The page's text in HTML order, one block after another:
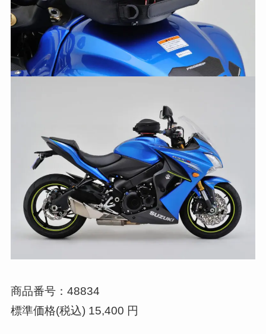
商品番号：48834
標準価格(税込) 15,400 円